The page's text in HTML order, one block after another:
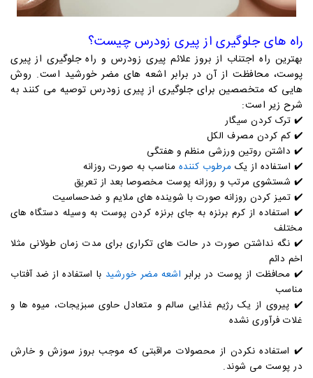
راه های جلوگیری از پیری زودرس چیست؟
بهترین راه اجتناب از بروز علائم پیری زودرس و راه جلوگیری از پیری
پوست، محافظت از آن در برابر اشعه های مضر خورشید است. روش
هایی که متخصصین برای جلوگیری از پیری زودرس توصیه می کنند به
شرح زیر است:
✔️ ترک کردن سیگار
✔️ کم کردن مصرف الکل
✔️ داشتن روتین ورزشی منظم و هفتگی
✔️ استفاده از یک مرطوب کننده مناسب به صورت روزانه
✔️ شستشوی مرتب و روزانه پوست مخصوصا بعد از تعریق
✔️ تمیز کردن روزانه صورت با شوینده های ملایم و ضدحساسیت
✔️ استفاده از کرم برنزه به جای برنزه کردن پوست به وسیله دستگاه های
مختلف
✔️ نگه نداشتن صورت در حالت های تکراری برای مدت زمان طولانی مثلا
اخم دائم
✔️ محافظت از پوست در برابر اشعه مضر خورشید با استفاده از ضد آفتاب
مناسب
✔️ پیروی از یک رژیم غذایی سالم و متعادل حاوی سبزیجات، میوه ها و
غلات فرآوری نشده
✔️ استفاده نکردن از محصولات مراقبتی که موجب بروز سوزش و خارش
در پوست می شوند.